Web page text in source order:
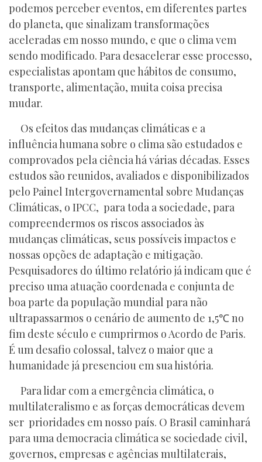
podemos perceber eventos, em diferentes partes
do planeta, que sinalizam transformações
aceleradas em nosso mundo, e que o clima vem
sendo modificado. Para desacelerar esse processo,
especialistas apontam que hábitos de consumo,
transporte, alimentação, muita coisa precisa
mudar.
Os efeitos das mudanças climáticas e a
influência humana sobre o clima são estudados e
comprovados pela ciência há várias décadas. Esses
estudos são reunidos, avaliados e disponibilizados
pelo Painel Intergovernamental sobre Mudanças
Climáticas, o IPCC, para toda a sociedade, para
compreendermos os riscos associados às
mudanças climáticas, seus possíveis impactos e
nossas opções de adaptação e mitigação.
Pesquisadores do último relatório já indicam que é
preciso uma atuação coordenada e conjunta de
boa parte da população mundial para não
ultrapassarmos o cenário de aumento de 1,5℃ no
fim deste século e cumprirmos o Acordo de Paris.
É um desafio colossal, talvez o maior que a
humanidade já presenciou em sua história.
Para lidar com a emergência climática, o
multilateralismo e as forças democráticas devem
ser prioridades em nosso país. O Brasil caminhará
para uma democracia climática se sociedade civil,
governos, empresas e agências multilaterais,